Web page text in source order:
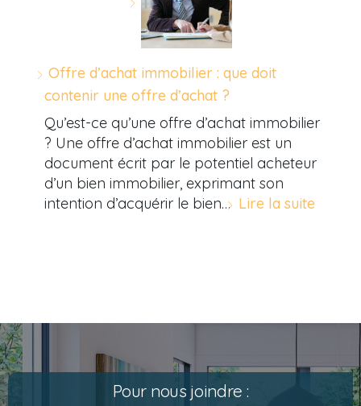
Offre d’achat immobilier : que doit
contenir une offre d’achat ?
Qu’est-ce qu’une offre d’achat immobilier
? Une offre d’achat immobilier est un
document écrit par le potentiel acheteur
d’un bien immobilier, exprimant son
intention d’acquérir le bien… Lire la suite
Pour nous joindre :